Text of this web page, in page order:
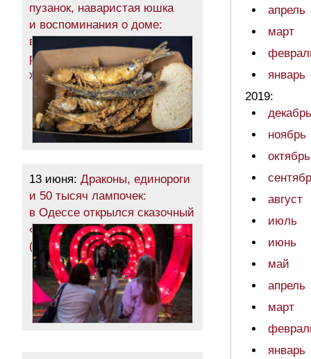
пузанок, наваристая юшка
и воспоминания о доме:
в Одессе во второй
раз прошел фестиваль
херсонцев (фоторепортаж)
13 июня: Драконы, единороги
и 50 тысяч лампочек:
в Одессе открылся сказочный
«Парк фонарей»
(фоторепортаж)
апрель
март
январь
2019:
декабрь
ноябрь
октябрь
август
июль
июнь
май
апрель
март
январь